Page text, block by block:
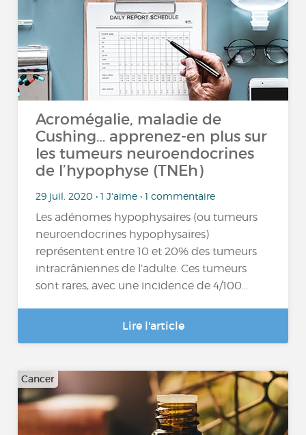
Acromégalie, maladie de
Cushing… apprenez-en plus sur
les tumeurs neuroendocrines
de l’hypophyse (TNEh)
29 juil. 2020 • 1 J'aime • 1 commentaire
Les adénomes hypophysaires (ou tumeurs
neuroendocrines hypophysaires)
représentent entre 10 et 20% des tumeurs
intracrâniennes de l’adulte. Ces tumeurs
sont rares, avec une incidence de 4/100…
Lire l'article
Cancer